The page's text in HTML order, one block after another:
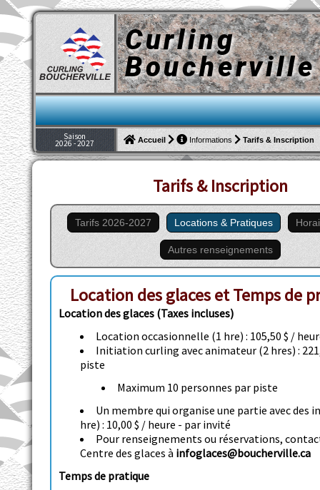
Curling
Boucherville
Saison
2026 - 2027 Accueil Informations Tarifs & Inscription
Tarifs & Inscription
Tarifs 2026-2027 Locations & Pratiques
Autres renseignements
Location des glaces et Temps de
Location des glaces (Taxes incluses)
Location occasionnelle (1 hre) : 105,50 $ /
Initiation curling avec animateur (2 hres) :
piste
Maximum 10 personnes par piste
Un membre qui organise une partie avec des
hre) : 10,00 $ / heure - par invité
Pour renseignements ou réservations,
Centre des glaces à infoglaces@boucherville.ca
Temps de pratique